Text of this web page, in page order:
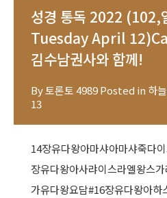
성경 통독 2022 (102,
Tuesday April
김수남권사와 함께!
By토론토 4989Posted in 하
13
14장유다왕아마샤아마샤죽다
장유다왕아사랴이스라엘왕스
가유다왕요담#16장유다왕아